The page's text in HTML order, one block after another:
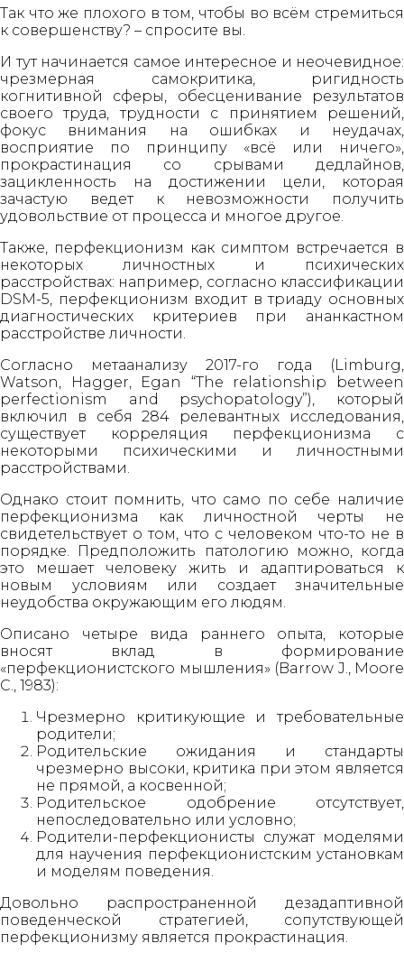
Так что же плохого в том, чтобы во всём стремиться
к совершенству? – спросите вы.
И тут начинается самое интересное и неочевидное:
чрезмерная самокритика, ригидность
когнитивной сферы, обесценивание результатов
своего труда, трудности с принятием решений,
фокус внимания на ошибках и неудачах,
восприятие по принципу «всё или ничего»,
прокрастинация со срывами дедлайнов,
зацикленность на достижении цели, которая
зачастую ведет к невозможности получить
удовольствие от процесса и многое другое.
Также, перфекционизм как симптом встречается в
некоторых личностных и психических
расстройствах: например, согласно классификации
DSM-5, перфекционизм входит в триаду основных
диагностических критериев при ананкастном
расстройстве личности.
Согласно метаанализу 2017-го года (Limburg,
Watson, Hagger, Egan “The relationship between
perfectionism and psychopatology”), который
включил в себя 284 релевантных исследования,
существует корреляция перфекционизма с
некоторыми психическими и личностными
расстройствами.
Однако стоит помнить, что само по себе наличие
перфекционизма как личностной черты не
свидетельствует о том, что с человеком что-то не в
порядке. Предположить патологию можно, когда
это мешает человеку жить и адаптироваться к
новым условиям или создает значительные
неудобства окружающим его людям.
Описано четыре вида раннего опыта, которые
вносят вклад в формирование
«перфекционистского мышления» (Barrow J., Moore
C., 1983):
Чрезмерно критикующие и требовательные
родители;
Родительские ожидания и стандарты
чрезмерно высоки, критика при этом является
не прямой, а косвенной;
Родительское одобрение отсутствует,
непоследовательно или условно;
Родители-перфекционисты служат моделями
для научения перфекционистским установкам
и моделям поведения.
Довольно распространенной дезадаптивной
поведенческой стратегией, сопутствующей
перфекционизму является прокрастинация.